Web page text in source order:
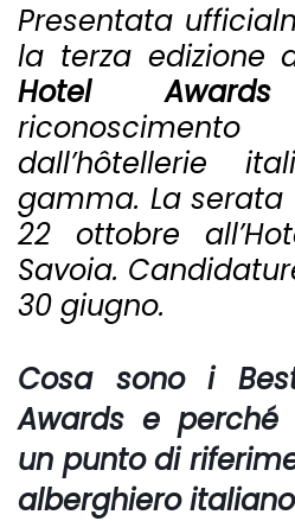
Presentata
la terza edizione
Hotel
dall’hôtellerie
gamma. La
22 ottobre
Savoia.
30 giugno.
Cosa sono i
Awards e perché
un punto di
alberghiero italiano